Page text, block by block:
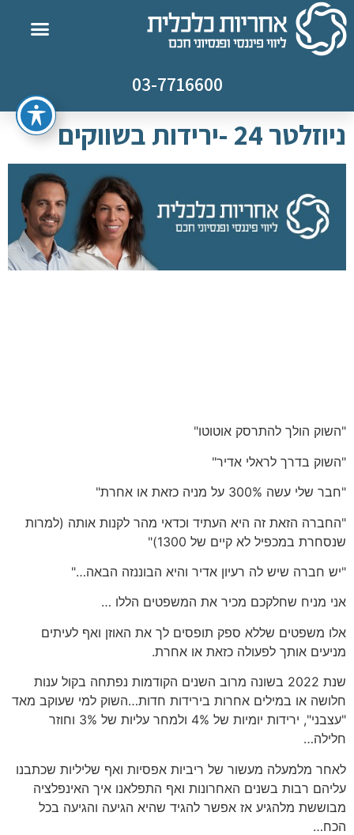
03-7716600
ניוזלטר 24 -ירידות בשווקים
"השוק הולך להתרסק אוטוטו"
"השוק בדרך לראלי אדיר"
"חבר שלי עשה 300% על מניה כזאת או אחרת"
"החברה הזאת זה היא העתיד וכדאי מהר לקנות אותה (למרות
שנסחרת במכפיל לא קיים של 1300)"
"יש חברה שיש לה רעיון אדיר והיא הבוננזה הבאה…"
אני מניח שחלקכם מכיר את המשפטים הללו …
אלו משפטים שללא ספק תופסים לך את האוזן ואף לעיתים
מניעים אותך לפעולה כזאת או אחרת.
שנת 2022 בשונה מרוב השנים הקודמות נפתחה בקול ענות
חלושה או במילים אחרות בירידות חדות…השוק למי שעוקב מאד
"עצבני", ירידות יומיות של 4% ולמחר עליות של 3% וחוזר
חלילה…
לאחר מלמעלה מעשור של ריביות אפסיות ואף שליליות שכתבנו
עליהם רבות בשנים האחרונות ואף התפלאנו איך האינפלציה
מבוששת מלהגיע אז אפשר להגיד שהיא הגיעה והגיעה בכל
הכח…